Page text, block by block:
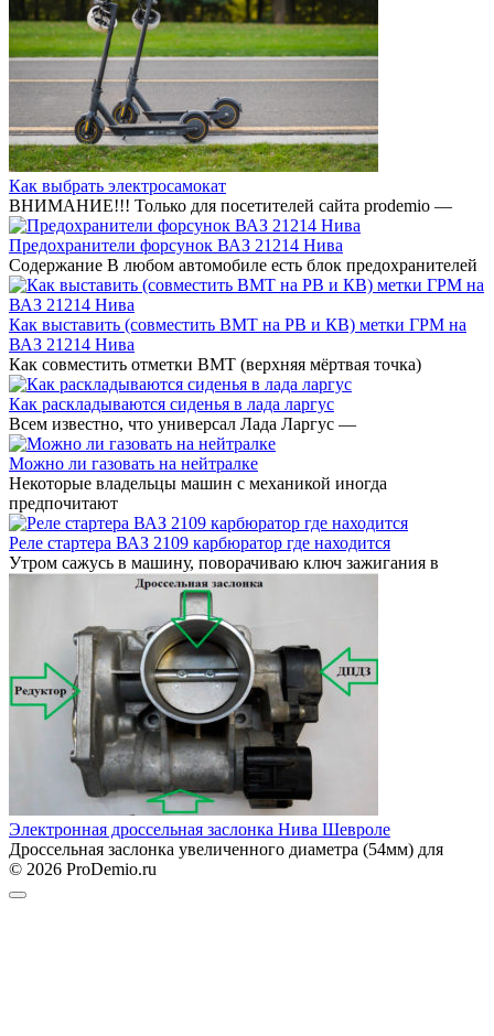
Как выбрать электросамокат
ВНИМАНИЕ!!! Только для посетителей сайта prodemio —
Предохранители форсунок ВАЗ 21214 Нива
Содержание В любом автомобиле есть блок предохранителей
Как выставить (совместить ВМТ на РВ и КВ) метки ГРМ на
ВАЗ 21214 Нива
Как совместить отметки ВМТ (верхняя мёртвая точка)
Как раскладываются сиденья в лада ларгус
Всем известно, что универсал Лада Ларгус —
Можно ли газовать на нейтралке
Некоторые владельцы машин с механикой иногда
предпочитают
Реле стартера ВАЗ 2109 карбюратор где находится
Утром сажусь в машину, поворачиваю ключ зажигания в
Электронная дроссельная заслонка Нива Шевроле
Дроссельная заслонка увеличенного диаметра (54мм) для
© 2026 ProDemio.ru